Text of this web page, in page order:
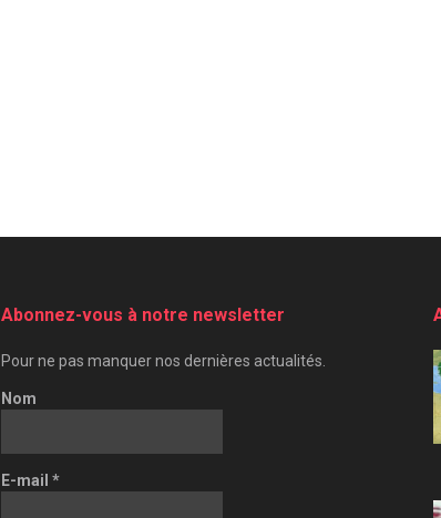
Abonnez-vous à notre newsletter
Pour ne pas manquer nos dernières actualités.
Nom
E-mail *